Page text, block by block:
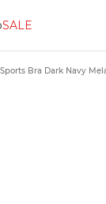
SALE
Bra Dark Navy